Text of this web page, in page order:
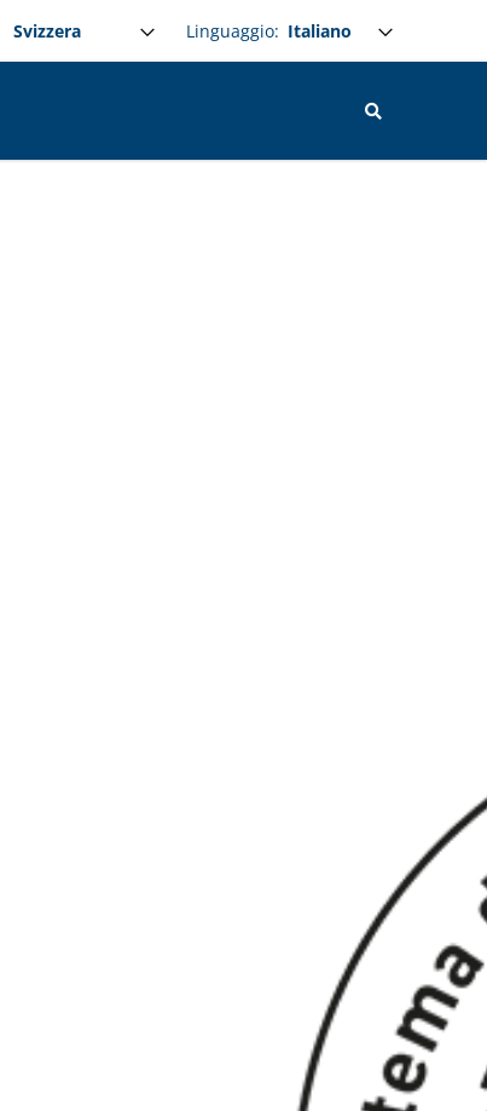
Linguaggio: Select your language